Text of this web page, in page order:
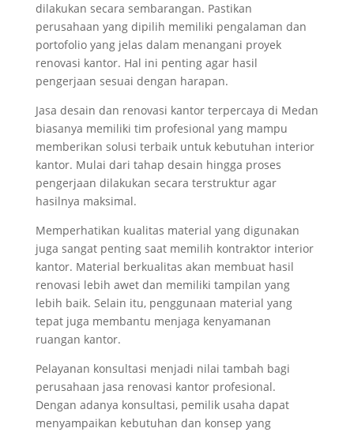
dilakukan secara sembarangan. Pastikan
perusahaan yang dipilih memiliki pengalaman dan
portofolio yang jelas dalam menangani proyek
renovasi kantor. Hal ini penting agar hasil
pengerjaan sesuai dengan harapan.
Jasa desain dan renovasi kantor terpercaya di Medan
biasanya memiliki tim profesional yang mampu
memberikan solusi terbaik untuk kebutuhan interior
kantor. Mulai dari tahap desain hingga proses
pengerjaan dilakukan secara terstruktur agar
hasilnya maksimal.
Memperhatikan kualitas material yang digunakan
juga sangat penting saat memilih kontraktor interior
kantor. Material berkualitas akan membuat hasil
renovasi lebih awet dan memiliki tampilan yang
lebih baik. Selain itu, penggunaan material yang
tepat juga membantu menjaga kenyamanan
ruangan kantor.
Pelayanan konsultasi menjadi nilai tambah bagi
perusahaan jasa renovasi kantor profesional.
Dengan adanya konsultasi, pemilik usaha dapat
menyampaikan kebutuhan dan konsep yang